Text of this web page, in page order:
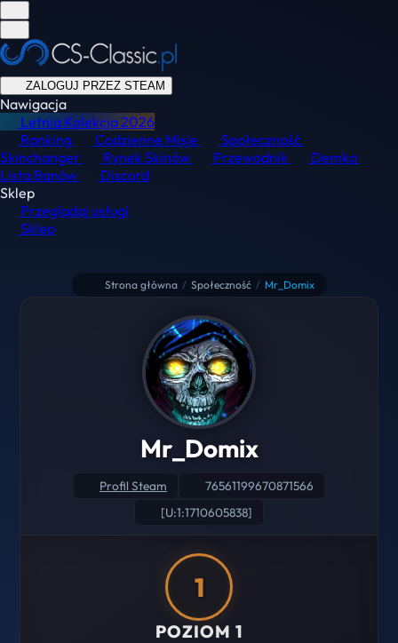
ZALOGUJ PRZEZ STEAM
Nawigacja
Letnia Kolekcja2026
Ranking
Codzienne Misje
Społeczność
Skinchanger
Rynek Skinów Przewodnik
Demka
Lista Banów
Discord
Sklep
Przeglądaj usługi
Sklep
Strona główna / Społeczność / Mr_Domix
Mr_Domix
Profil Steam
76561199670871566
[U:1:1710605838]
1
POZIOM 1